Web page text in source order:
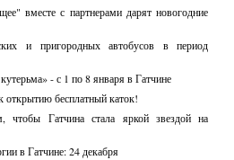
вместе с партнерами дарят новогодние
и пригородных автобусов в период
- с 1 по 8 января в Гатчине
открытию бесплатный каток!
Гатчина стала яркой звездой на
в Гатчине: 24 декабря